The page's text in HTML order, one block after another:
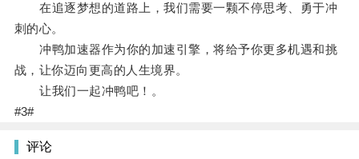
在追逐梦想的道路上，我们需要一颗不停思考、勇于冲
刺的心。
冲鸭加速器作为你的加速引擎，将给予你更多机遇和挑
战，让你迈向更高的人生境界。
让我们一起冲鸭吧！。
#3#
评论